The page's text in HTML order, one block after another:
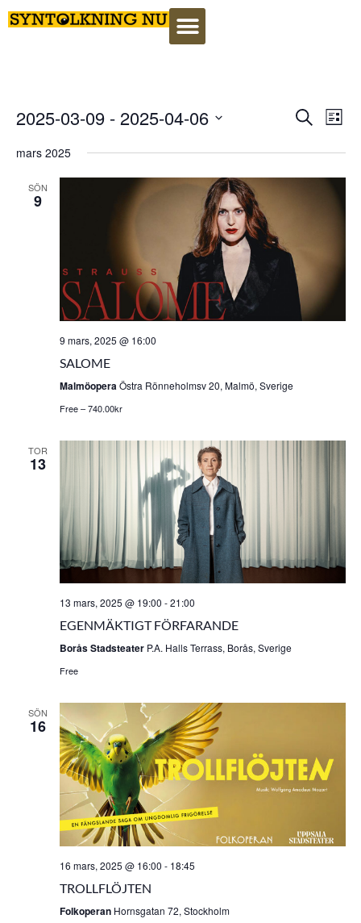
and
Search
Lista
2025-03-09 - 2025-04-06
date.
mars 2025
SÖN
9
9 mars, 2025 @ 16:00
SALOME
Malmöopera Östra Rönneholmsv 20, Malmö, Sverige
Free – 740.00kr
TOR
13
13 mars, 2025 @ 19:00 -21:00
EGENMÄKTIGT FÖRFARANDE
Borås Stadsteater P.A. Halls Terrass, Borås, Sverige
Free
SÖN
16
16 mars, 2025 @ 16:00 - 18:45
TROLLFLÖJTEN
Folkoperan Hornsgatan 72, Stockholm